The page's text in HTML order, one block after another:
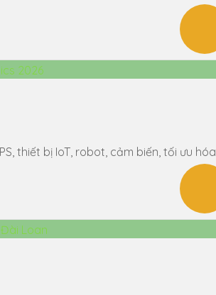
thiết bị IoT, robot, cảm biến, tối ưu hóa